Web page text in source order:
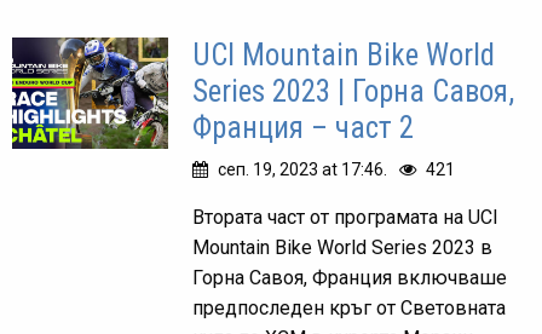
UCI Mountain Bike World
Series 2023 | Горна Савоя,
Франция – част 2
сеп. 19, 2023 at 17:46. 421
Втората част от програмата на UCI
Mountain Bike World Series 2023 в
Горна Савоя, Франция включваше
предпоследен кръг от Световната